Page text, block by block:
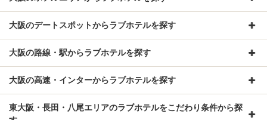
大阪のデートスポットからラブホテルを探す
大阪の路線・駅からラブホテルを探す
大阪の高速・インターからラブホテルを探す
東大阪・長田・八尾エリアのラブホテルをこだわり条件から探